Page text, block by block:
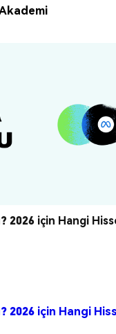
2026 için Hangi
2026 için Hangi